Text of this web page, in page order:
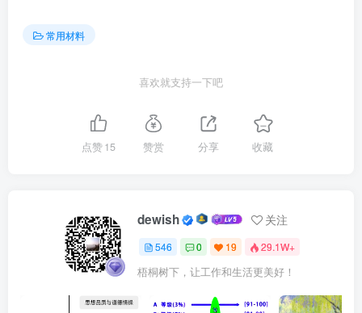
常用材料
喜欢就支持一下吧
点赞15 赞赏 分享 收藏
dewish 关注
546 0 19 29.1W+
梧桐树下，让工作和生活更美好！